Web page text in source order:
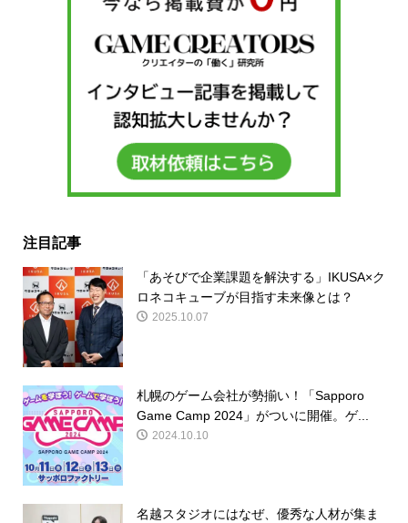
注目記事
「あそびで企業課題を解決する」IKUSA×ク
ロネコキューブが目指す未来像とは？
2025.10.07
札幌のゲーム会社が勢揃い！「Sapporo
Game Camp 2024」がついに開催。ゲ...
2024.10.10
名越スタジオにはなぜ、優秀な人材が集ま